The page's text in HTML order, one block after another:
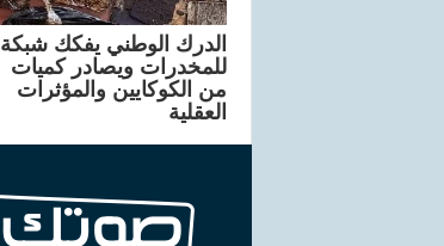
الدرك الوطني يفكك شبكة
للمخدرات ويصادر كميات
من الكوكايين والمؤثرات
العقلية